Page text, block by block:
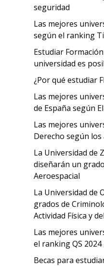
seguridad
Las mejores
según el ranking
Estudiar
universidad es
¿Por qué estudiar
Las mejores
de España según
Las mejores
Derecho según
La Universidad de
diseñarán un
Aeroespacial
La Universidad de
grados de
Actividad Física y
Las mejores
el ranking QS 2024
Becas para